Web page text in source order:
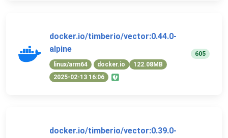
docker.io/timberio/vector:0.44.0-
alpine
linux/arm64 docker.io
122.08MB
2025-02-13 16:06
605
docker.io/timberio/vector:0.39.0-